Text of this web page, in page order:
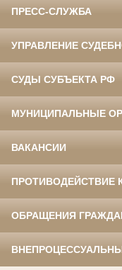
ПРЕСС-СЛУЖБА
УПРАВЛЕНИЕ
СУДЫ СУБЪЕКТА РФ
МУНИЦИПАЛЬНЫЕ
ВАКАНСИИ
ПРОТИВОДЕЙСТВИЕ
ОБРАЩЕНИЯ